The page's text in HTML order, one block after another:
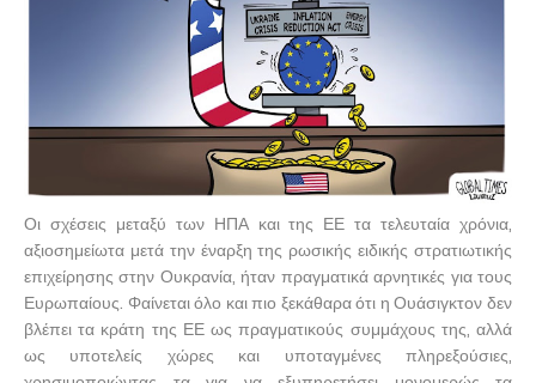
Οι σχέσεις μεταξύ των ΗΠΑ και της ΕΕ τα τελευταία χρόνια,
αξιοσημείωτα μετά την έναρξη της ρωσικής ειδικής στρατιωτικής
επιχείρησης στην Ουκρανία, ήταν πραγματικά αρνητικές για τους
Ευρωπαίους. Φαίνεται όλο και πιο ξεκάθαρα ότι η Ουάσιγκτον δεν
βλέπει τα κράτη της ΕΕ ως πραγματικούς συμμάχους της, αλλά
ως υποτελείς χώρες και υποταγμένες πληρεξούσιες,